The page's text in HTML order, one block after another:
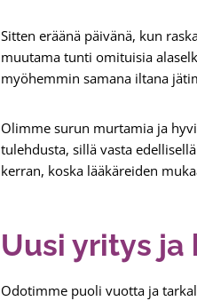
Sitten eräänä päivänä, kun
muutama tunti omituisia
myöhemmin samana iltana
Olimme surun murtamia ja
tulehdusta, sillä vasta
kerran, koska lääkäreiden
Uusi yritys
Odotimme puoli vuotta ja